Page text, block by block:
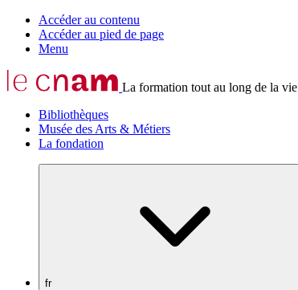
Accéder au contenu
Accéder au pied de page
Menu
La formation tout au long de la vie
Bibliothèques
Musée des Arts & Métiers
La fondation
fr